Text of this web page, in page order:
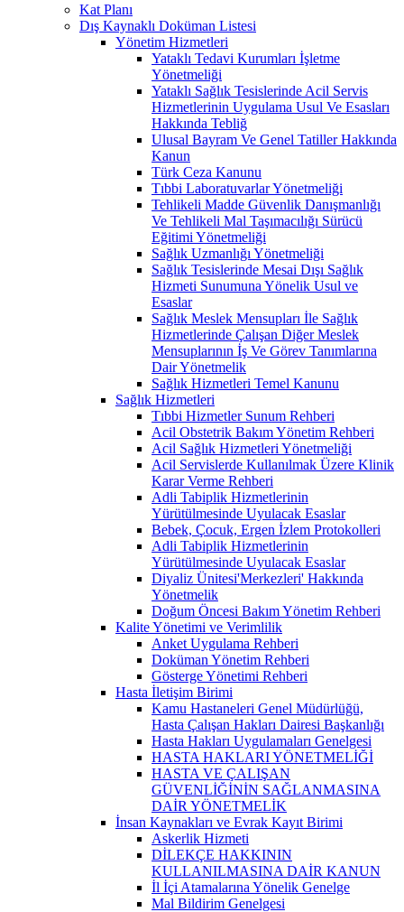
Kat Planı
Dış Kaynaklı Doküman Listesi
Yönetim Hizmetleri
Yataklı Tedavi Kurumları İşletme
Yönetmeliği
Yataklı Sağlık Tesislerinde Acil Servis
Hizmetlerinin Uygulama Usul Ve Esasları
Hakkında Tebliğ
Ulusal Bayram Ve Genel Tatiller Hakkında
Kanun
Türk Ceza Kanunu
Tıbbi Laboratuvarlar Yönetmeliği
Tehlikeli Madde Güvenlik Danışmanlığı
Ve Tehlikeli Mal Taşımacılığı Sürücü
Eğitimi Yönetmeliği
Sağlık Uzmanlığı Yönetmeliği
Sağlık Tesislerinde Mesai Dışı Sağlık
Hizmeti Sunumuna Yönelik Usul ve
Esaslar
Sağlık Meslek Mensupları İle Sağlık
Hizmetlerinde Çalışan Diğer Meslek
Mensuplarının İş Ve Görev Tanımlarına
Dair Yönetmelik
Sağlık Hizmetleri Temel Kanunu
Sağlık Hizmetleri
Tıbbi Hizmetler Sunum Rehberi
Acil Obstetrik Bakım Yönetim Rehberi
Acil Sağlık Hizmetleri Yönetmeliği
Acil Servislerde Kullanılmak Üzere Klinik
Karar Verme Rehberi
Adli Tabiplik Hizmetlerinin
Yürütülmesinde Uyulacak Esaslar
Bebek, Çocuk, Ergen İzlem Protokolleri
Adli Tabiplik Hizmetlerinin
Yürütülmesinde Uyulacak Esaslar
Diyaliz Ünitesi'Merkezleri' Hakkında
Yönetmelik
Doğum Öncesi Bakım Yönetim Rehberi
Kalite Yönetimi ve Verimlilik
Anket Uygulama Rehberi
Doküman Yönetim Rehberi
Gösterge Yönetimi Rehberi
Hasta İletişim Birimi
Kamu Hastaneleri Genel Müdürlüğü,
Hasta Çalışan Hakları Dairesi Başkanlığı
Hasta Hakları Uygulamaları Genelgesi
HASTA HAKLARI YÖNETMELİĞİ
HASTA VE ÇALIŞAN
GÜVENLİĞİNİN SAĞLANMASINA
DAİR YÖNETMELİK
İnsan Kaynakları ve Evrak Kayıt Birimi
Askerlik Hizmeti
DİLEKÇE HAKKININ
KULLANILMASINA DAİR KANUN
İl İçi Atamalarına Yönelik Genelge
Mal Bildirim Genelgesi